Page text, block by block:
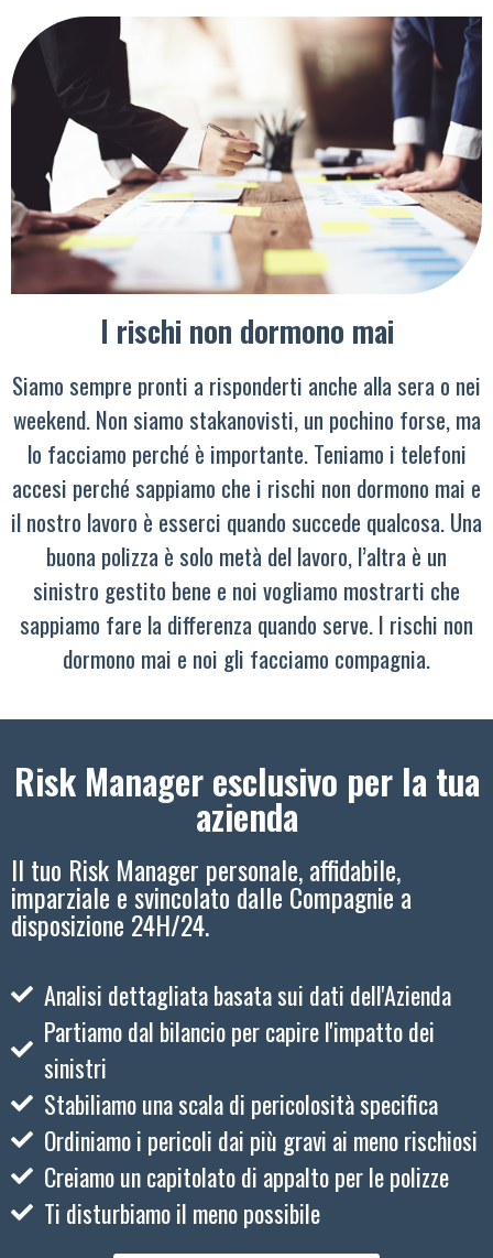
I rischi non dormono mai
Siamo sempre pronti a risponderti anche alla sera o nei
weekend. Non siamo stakanovisti, un pochino forse, ma
lo facciamo perché è importante. Teniamo i telefoni
accesi perché sappiamo che i rischi non dormono mai e
il nostro lavoro è esserci quando succede qualcosa. Una
buona polizza è solo metà del lavoro, l’altra è un
sinistro gestito bene e noi vogliamo mostrarti che
sappiamo fare la differenza quando serve. I rischi non
dormono mai e noi gli facciamo compagnia.
Risk Manager esclusivo per la tua
azienda
Il tuo Risk Manager personale, affidabile,
imparziale e svincolato dalle Compagnie a
disposizione 24H/24.
Analisi dettagliata basata sui dati dell'Azienda
Partiamo dal bilancio per capire l'impatto dei
sinistri
Stabiliamo una scala di pericolosità specifica
Ordiniamo i pericoli dai più gravi ai meno rischiosi
Creiamo un capitolato di appalto per le polizze
Ti disturbiamo il meno possibile